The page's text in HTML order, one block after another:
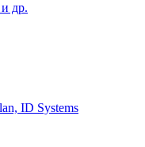
др.
ID Systems